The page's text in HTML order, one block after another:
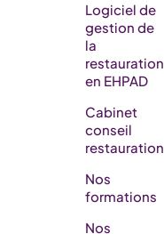
Logiciel de
gestion de
la
restauration
en EHPAD​
Cabinet
conseil
restauration
Nos
formations
Nos